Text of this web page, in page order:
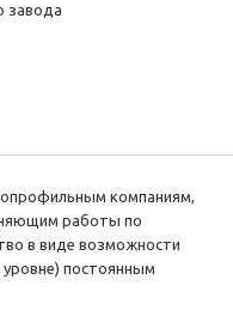
завода
компаниям,
работы по
в виде возможности
постоянным